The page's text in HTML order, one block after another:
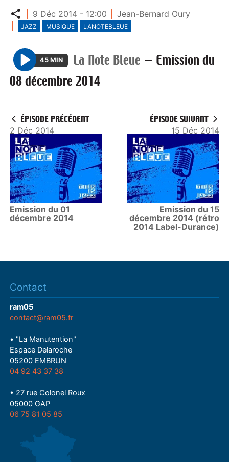
Partager
9 Déc 2014 - 12:00 Jean-Bernard Oury
JAZZ MUSIQUE LANOTEBLEUE
P
l
45 MIN La Note Bleue — Emission du
08 décembre 2014
ÉPISODE PRÉCÉDENT
2 Déc 2014
Emission du 01
décembre 2014
ÉPISODE SUIVANT
15 Déc 2014
Emission du 15
décembre 2014 (rétro
2014 Label-Durance)
Contact
ram05
contact@ram05.fr
• "La Manutention"
Espace Delaroche
05200 EMBRUN
04 92 43 37 38
• 27 rue Colonel Roux
05000 GAP
06 75 81 05 85